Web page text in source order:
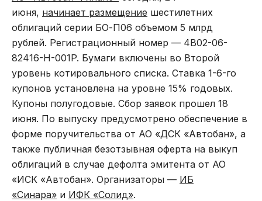
июня, начинает размещение шестилетних
облигаций серии БО-П06 объемом 5 млрд
рублей. Регистрационный номер — 4B02-06-
82416-H-001P. Бумаги включены во Второй
уровень котировального списка. Ставка 1-6-го
купонов установлена на уровне 15% годовых.
Купоны полугодовые. Сбор заявок прошел 18
июня. По выпуску предусмотрено обеспечение в
форме поручительства от АО «ДСК «Автобан», а
также публичная безотзывная оферта на выкуп
облигаций в случае дефолта эмитента от АО
«ИСК «Автобан». Организаторы — ИБ
«Синара» и ИФК «Солид».